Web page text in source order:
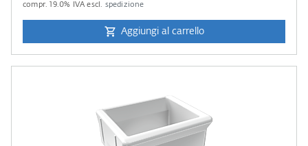
compr.19.0% IVA escl. spedizione
Aggiungi al carrello